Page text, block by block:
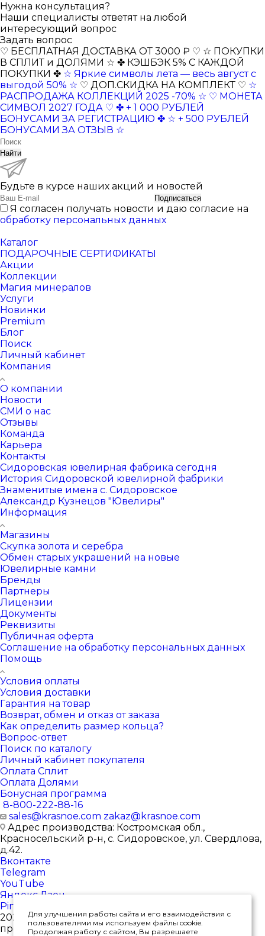
Нужна консультация?
Наши специалисты ответят на любой
интересующий вопрос
Задать вопрос
♡ БЕСПЛАТНАЯ ДОСТАВКА ОТ 3000 ₽ ♡ ☆ ПОКУПКИ
В СПЛИТ и ДОЛЯМИ ☆ ✤ КЭШБЭК 5% С КАЖДОЙ
ПОКУПКИ ✤ ☆ Яркие символы лета — весь август с
выгодой 50% ☆ ♡ ДОП.СКИДКА НА КОМПЛЕКТ ♡ ☆
РАСПРОДАЖА КОЛЛЕКЦИЙ 2025 -70% ☆ ♡ МОНЕТА
СИМВОЛ 2027 ГОДА ♡ ✤ + 1 000 РУБЛЕЙ
БОНУСАМИ ЗА РЕГИСТРАЦИЮ ✤ ☆ + 500 РУБЛЕЙ
БОНУСАМИ ЗА ОТЗЫВ ☆
Найти
Будьте в курсе наших акций и новостей
Подписаться
Я согласен получать новости и даю согласие на
обработку персональных данных
Каталог
ПОДАРОЧНЫЕ СЕРТИФИКАТЫ
Акции
Коллекции
Магия минералов
Услуги
Новинки
Premium
Блог
Поиск
Личный кабинет
Компания
О компании
Новости
СМИ о нас
Отзывы
Команда
Карьера
Контакты
Сидоровская ювелирная фабрика сегодня
История Сидоровской ювелирной фабрики
Знаменитые имена с. Сидоровское
Александр Кузнецов "Ювелиры"
Информация
Магазины
Скупка золота и серебра
Обмен старых украшений на новые
Ювелирные камни
Бренды
Партнеры
Лицензии
Документы
Реквизиты
Публичная оферта
Соглашение на обработку персональных данных
Помощь
Условия оплаты
Условия доставки
Гарантия на товар
Возврат, обмен и отказ от заказа
Как определить размер кольца?
Вопрос-ответ
Поиск по каталогу
Личный кабинет покупателя
Оплата Сплит
Оплата Долями
Бонусная программа
8-800-222-88-16
sales@krasnoe.com zakaz@krasnoe.com
Адрес производства: Костромская обл.,
Красносельский р-н, с. Сидоровское, ул. Свердлова,
д.42.
Вконтакте
Telegram
YouTube
Яндекс.Дзен
Pinterest
2026 © Интернет-магазин ювелирных изделий от
производителя
Для улучшения работы сайта и его взаимодействия с
пользователями мы используем файлы cookie.
Продолжая работу с сайтом, Вы разрешаете